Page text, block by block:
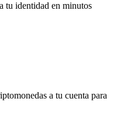
tu identidad en minutos
a tu cuenta para